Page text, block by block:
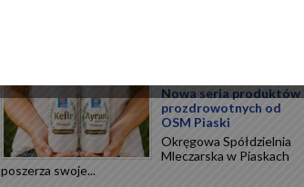
Nowa seria produktów
prozdrowotnych od
OSM Piaski
Okręgowa Spółdzielnia
Mleczarska w Piaskach
poszerza swoje...